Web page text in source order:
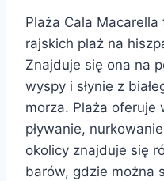
Plaża Cala
rajskich plaż na
Znajduje się ona na
wyspy i słynie z
morza. Plaża oferuje
pływanie,
okolicy znajduje się
barów, gdzie można